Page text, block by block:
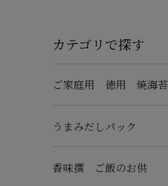
カテゴリで探す
ご家庭用 徳用 焼海苔
うまみだしパック
香味撰 ご飯のお供